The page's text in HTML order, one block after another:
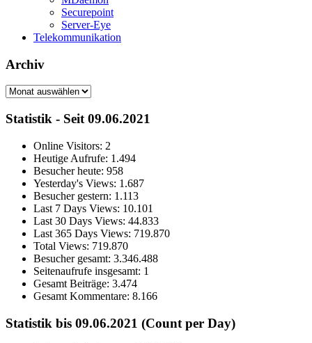
Securepoint
Server-Eye
Telekommunikation
Archiv
Archiv
Statistik - Seit 09.06.2021
Online Visitors: 2
Heutige Aufrufe: 1.494
Besucher heute: 958
Yesterday's Views: 1.687
Besucher gestern: 1.113
Last 7 Days Views: 10.101
Last 30 Days Views: 44.833
Last 365 Days Views: 719.870
Total Views: 719.870
Besucher gesamt: 3.346.488
Seitenaufrufe insgesamt: 1
Gesamt Beiträge: 3.474
Gesamt Kommentare: 8.166
Statistik bis 09.06.2021 (Count per Day)